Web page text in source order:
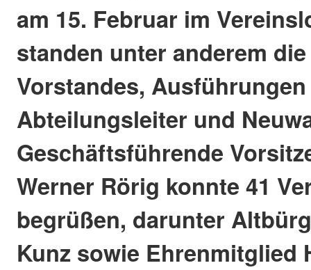
am 15. Februar im
standen unter anderem
Vorstandes,
Abteilungsleiter und
Geschäftsführende
Werner Rörig konnte 41
begrüßen, darunter
Kunz sowie Ehrenmitglied